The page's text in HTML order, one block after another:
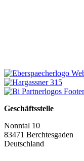
Geschäftsstelle
Nonntal 10
83471 Berchtesgaden
Deutschland